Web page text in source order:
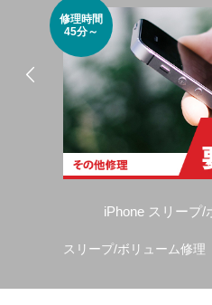
修理時間
45分～
iPhone スリープ/
スリープ/ボリューム修理